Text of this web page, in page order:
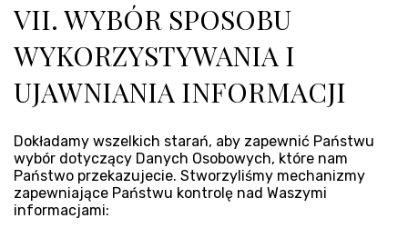
VII. WYBÓR SPOSOBU
WYKORZYSTYWANIA I
UJAWNIANIA INFORMACJI
Dokładamy wszelkich starań, aby zapewnić Państwu
wybór dotyczący Danych Osobowych, które nam
Państwo przekazujecie. Stworzyliśmy mechanizmy
zapewniające Państwu kontrolę nad Waszymi
informacjami: